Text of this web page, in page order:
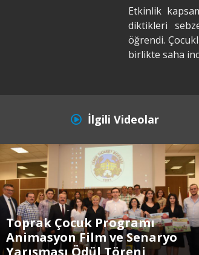
Etkinlik
diktikleri
öğrendi.
birlikte saha
İlgili Videolar
Toprak Çocuk Programı
Animasyon Film ve Senaryo
Yarışması Ödül Töreni